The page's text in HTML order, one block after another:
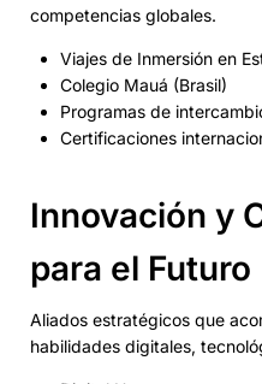
competencias globales.
Viajes de Inmersión en
Colegio Mauá (Brasil)
Programas de
Certificaciones
Innovación y
para el Futuro
Aliados estratégicos que
habilidades digitales,